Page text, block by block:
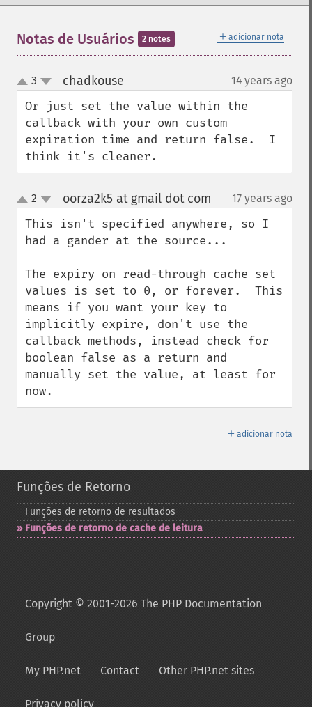
＋ adicionar nota
Notas de Usuários 2 notes
up
down
3 chadkouse 14 years ago
Or just set the value within the
callback with your own custom
expiration time and return false.  I
think it's cleaner.
up
down
2 oorza2k5 at gmail dot com 17 years ago
This isn't specified anywhere, so I
had a gander at the source...
The expiry on read-through cache set
values is set to 0, or forever.  This
means if you want your key to
implicitly expire, don't use the
callback methods, instead check for
boolean false as a return and
manually set the value, at least for
now.
＋ adicionar nota
Funções de Retorno
Funções de retorno de resultados
Funções de retorno de cache de leitura
Copyright © 2001-2026 The PHP Documentation
Group
My PHP.net Contact Other PHP.net sites
Privacy policy